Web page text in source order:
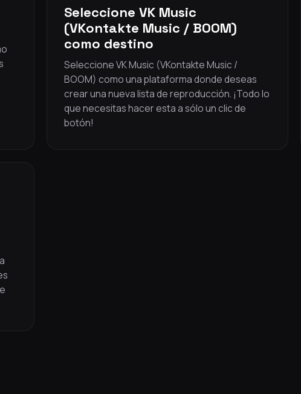
Seleccione VK Music
(VKontakte Music / BOOM)
como destino
Seleccione VK Music (VKontakte Music /
BOOM) como una plataforma donde deseas
crear una nueva lista de reproducción. ¡Todo lo
que necesitas hacer esta a sólo un clic de
botón!